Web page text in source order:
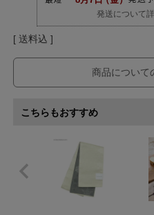
発送について
送料込
商品について
こちらもおすすめ